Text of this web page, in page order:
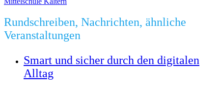
Rundschreiben, Nachrichten, ähnliche
Veranstaltungen
Smart und sicher durch den digitalen
Alltag